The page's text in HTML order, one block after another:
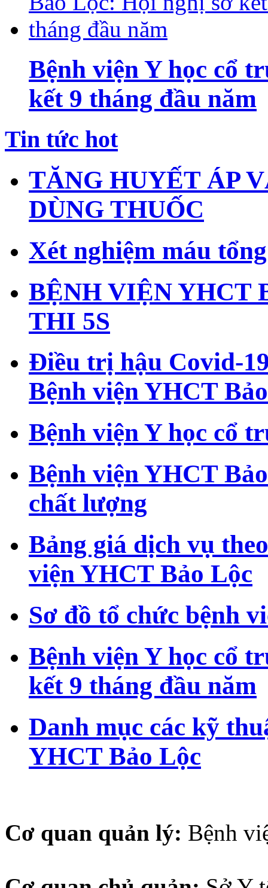
Bệnh viện Y học cổ
kết 9 tháng đầu năm
Tin tức hot
TĂNG HUYẾT ÁP
DÙNG THUỐC
Xét nghiệm máu
BỆNH VIỆN YHCT
THI 5S
Điều trị hậu Covid-
Bệnh viện YHCT
Bệnh viện Y học cổ
Bệnh viện YHCT
chất lượng
Bảng giá dịch vụ
viện YHCT Bảo Lộc
Sơ đồ tổ chức bệnh
Bệnh viện Y học cổ
kết 9 tháng đầu năm
Danh mục các kỹ
YHCT Bảo Lộc
Cơ quan quản lý: Bệnh